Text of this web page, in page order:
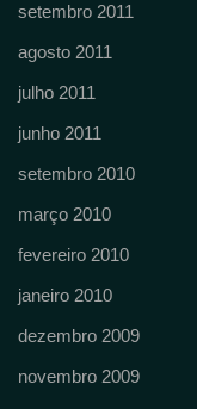
setembro 2011
agosto 2011
julho 2011
junho 2011
setembro 2010
março 2010
fevereiro 2010
janeiro 2010
dezembro 2009
novembro 2009